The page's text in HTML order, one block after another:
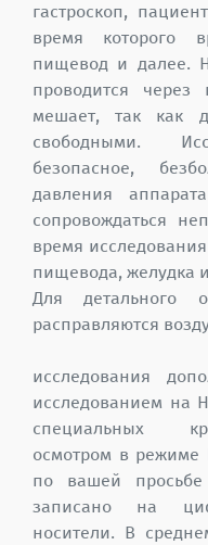
гастроскоп,
время которого
пищевод и далее.
проводится
мешает, так как
свободными.
безопасное,
давления
сопровождаться
время
пищевода, желудка
Для детального
расправляются
исследования
исследованием на
специальных
осмотром в режиме
по вашей
записано на
носители. В